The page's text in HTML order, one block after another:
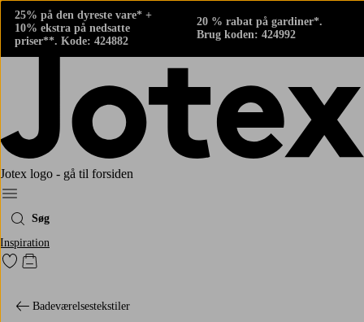
25% på den dyreste vare* +
10% ekstra på nedsatte
priser**. Kode: 424882
20 % rabat på gardiner*.
Brug koden: 424992
Jotex logo - gå til forsiden
Menu
Søg
Inspiration
Gå til favoritmarkerede produkter
Gå til indkøbskurven
Badeværelsestekstiler